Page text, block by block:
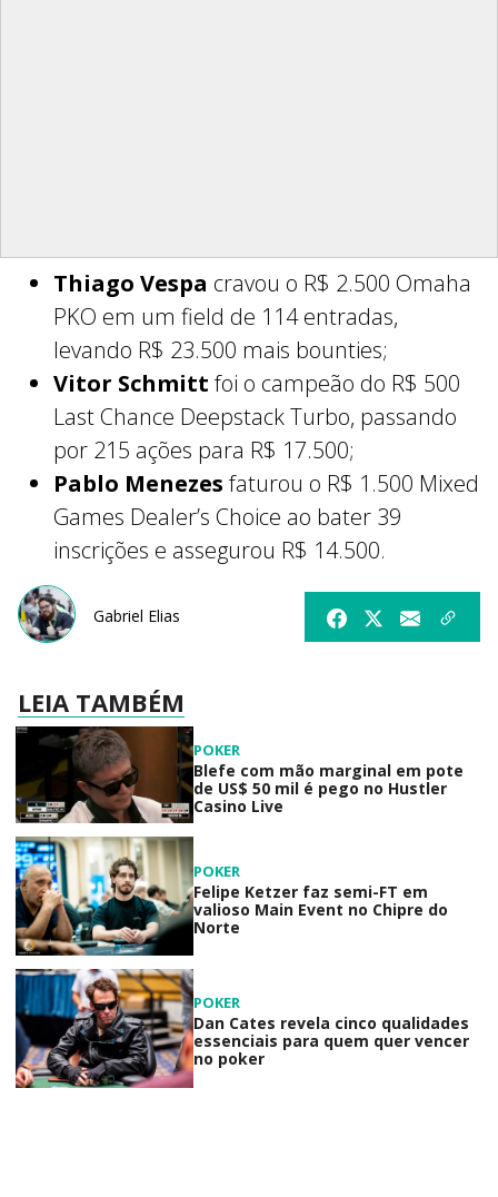
Thiago Vespa cravou o R$ 2.500 Omaha
PKO em um field de 114 entradas,
levando R$ 23.500 mais bounties;
Vitor Schmitt foi o campeão do R$ 500
Last Chance Deepstack Turbo, passando
por 215 ações para R$ 17.500;
Pablo Menezes faturou o R$ 1.500 Mixed
Games Dealer’s Choice ao bater 39
inscrições e assegurou R$ 14.500.
Gabriel Elias
LEIA TAMBÉM
POKER
Blefe com mão marginal em pote
de US$ 50 mil é pego no Hustler
Casino Live
POKER
Felipe Ketzer faz semi-FT em
valioso Main Event no Chipre do
Norte
POKER
Dan Cates revela cinco qualidades
essenciais para quem quer vencer
no poker